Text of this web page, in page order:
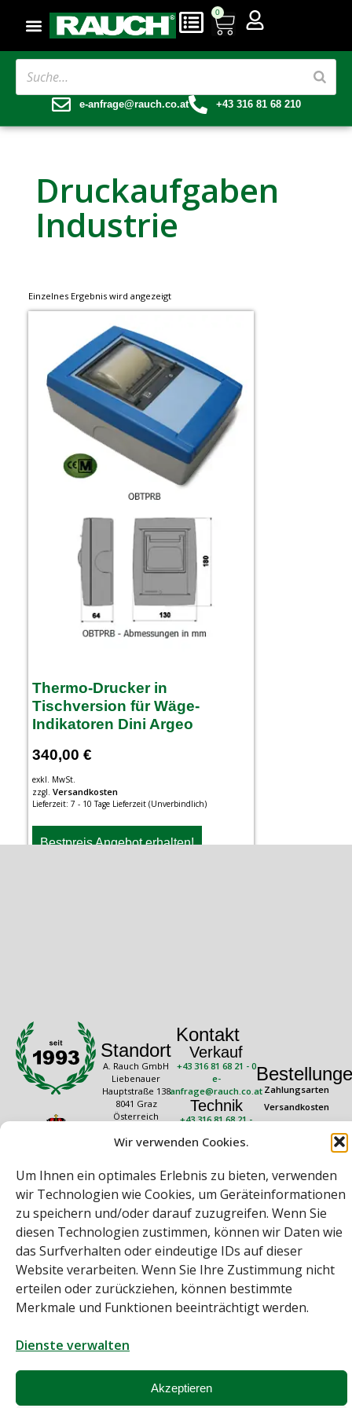
Wir verwenden Cookies.
Um Ihnen ein optimales Erlebnis zu bieten, verwenden
wir Technologien wie Cookies, um Geräteinformationen
zu speichern und/oder darauf zuzugreifen. Wenn Sie
diesen Technologien zustimmen, können wir Daten wie
das Surfverhalten oder eindeutige IDs auf dieser
Website verarbeiten. Wenn Sie Ihre Zustimmung nicht
erteilen oder zurückziehen, können bestimmte
Merkmale und Funktionen beeinträchtigt werden.
Dienste verwalten
Akzeptieren
0
e-anfrage@rauch.co.at +43 316 81 68 210
Druckaufgaben
Industrie
Einzelnes Ergebnis wird angezeigt
Thermo-Drucker in
Tischversion für Wäge-
Indikatoren Dini Argeo
340,00 €
exkl. MwSt.
zzgl. Versandkosten
Lieferzeit: 7 - 10 Tage Lieferzeit (Unverbindlich)
Bestpreis Angebot erhalten!
Standort
A. Rauch GmbH
Liebenauer
Hauptstraße 138
8041 Graz
Österreich
Öffnungszeiten
16:30 Uhr
Freitag: 08:00 –
14:30 Uhr
Kontakt
Verkauf
+43 316 81 68 21 - 0
e-
anfrage@rauch.co.at
Technik
+43 316 81 68 21 -
technik@rauch.co.at
Zahlungsarten
Versandkosten
Widerrufsrecht
Rechtliches
Datenschutz
Impressum
Bei diesem Webshop handelt es sich um einen B2B-Webshop
A. Rauch GmbH – Ihr Experte aus Österreich für Waagen, Eich- &
Kalibrierservice, Sprühnebel-Zerstäubungstechnik und
Sämtliche Angebote der A. Rauch GmbH richten sich nicht an Verbraucher,
sondern ausschließlich an gewerbliche Kunden, Institutionen, Kommunen